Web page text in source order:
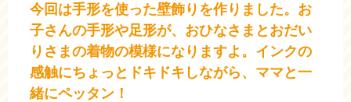
今回は手形を使った壁飾りを作りました。お
子さんの手形や足形が、おひなさまとおだい
りさまの着物の模様になりますよ。インクの
感触にちょっとドキドキしながら、ママと一
緒にペッタン！